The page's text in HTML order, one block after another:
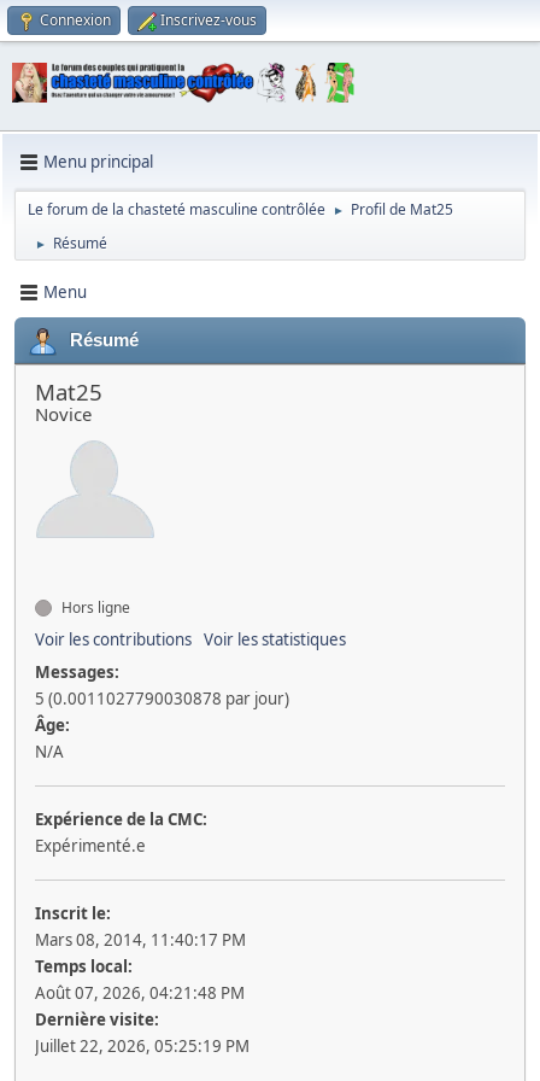
Connexion Inscrivez-vous
Menu principal
Le forum de la chasteté masculine contrôlée ► Profil de Mat25
► Résumé
Menu
Résumé
Mat25
Novice
Hors ligne
Voir les contributions Voir les statistiques
Messages:
5 (0.0011027790030878 par jour)
Âge:
N/A
Expérience de la CMC:
Expérimenté.e
Inscrit le:
Mars 08, 2014, 11:40:17 PM
Temps local:
Août 07, 2026, 04:21:48 PM
Dernière visite:
Juillet 22, 2026, 05:25:19 PM